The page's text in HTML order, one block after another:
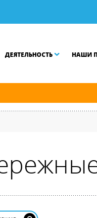
ДЕЯТЕЛЬНОСТЬ НАШИ